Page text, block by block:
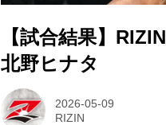
【試合結果】
北野ヒナタ
2026-05-09
RIZIN